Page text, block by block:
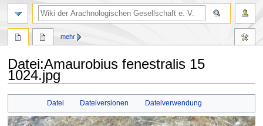
Datei:Amaurobius fenestralis 15
1024.jpg
springen
springen
Datei Dateiversionen Dateiverwendung
mehr